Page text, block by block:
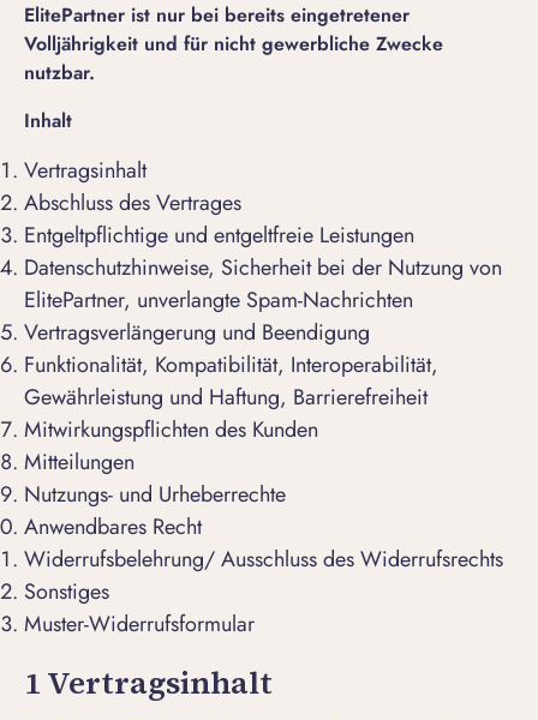
ElitePartner ist nur bei bereits eingetretener
Volljährigkeit und für nicht gewerbliche Zwecke
nutzbar.
Inhalt
Vertragsinhalt
Abschluss des Vertrages
Entgeltpflichtige und entgeltfreie Leistungen
Datenschutzhinweise, Sicherheit bei der Nutzung von
ElitePartner, unverlangte Spam-Nachrichten
Vertragsverlängerung und Beendigung
Funktionalität, Kompatibilität, Interoperabilität,
Gewährleistung und Haftung, Barrierefreiheit
Mitwirkungspflichten des Kunden
Mitteilungen
Nutzungs- und Urheberrechte
Anwendbares Recht
Widerrufsbelehrung/ Ausschluss des Widerrufsrechts
Sonstiges
Muster-Widerrufsformular
1 Vertragsinhalt